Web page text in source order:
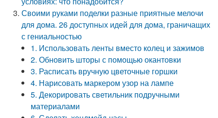
Своими руками поделки разные приятные мелочи
для дома. 26 доступных идей для дома, граничащих
с гениальностью
1. Использовать ленты вместо колец и зажимов
2. Обновить шторы с помощью окантовки
3. Расписать вручную цветочные горшки
4. Нарисовать маркером узор на лампе
5. Декорировать светильник подручными
материалами